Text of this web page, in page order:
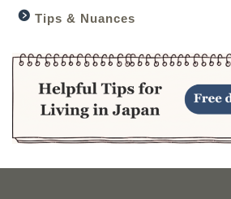
Tips & Nuances